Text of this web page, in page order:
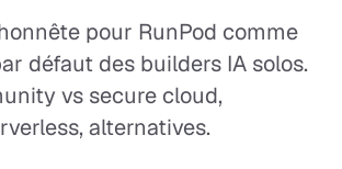
pour RunPod comme
défaut des builders IA solos.
vs secure cloud,
alternatives.